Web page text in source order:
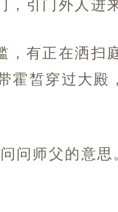
，有正在洒扫
霍皙穿过大
问师父的意思